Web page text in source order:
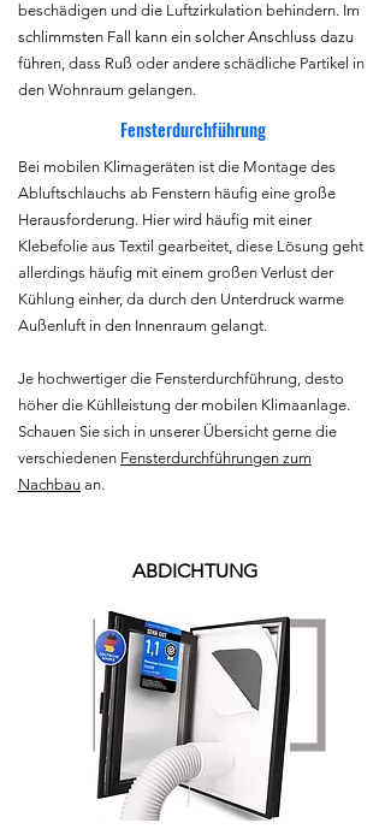
beschädigen und die Luftzirkulation behindern. Im
schlimmsten Fall kann ein solcher Anschluss dazu
führen, dass Ruß oder andere schädliche Partikel in
den Wohnraum gelangen.
Fensterdurchführung
Bei mobilen Klimageräten ist die Montage des
Abluftschlauchs ab Fenstern häufig eine große
Herausforderung. Hier wird häufig mit einer
Klebefolie aus Textil gearbeitet, diese Lösung geht
allerdings häufig mit einem großen Verlust der
Kühlung einher, da durch den Unterdruck warme
Außenluft in den Innenraum gelangt.
Je hochwertiger die Fensterdurchführung, desto
höher die Kühlleistung der mobilen Klimaanlage.
Schauen Sie sich in unserer Übersicht gerne die
verschiedenen Fensterdurchführungen zum
Nachbau an.
ABDICHTUNG